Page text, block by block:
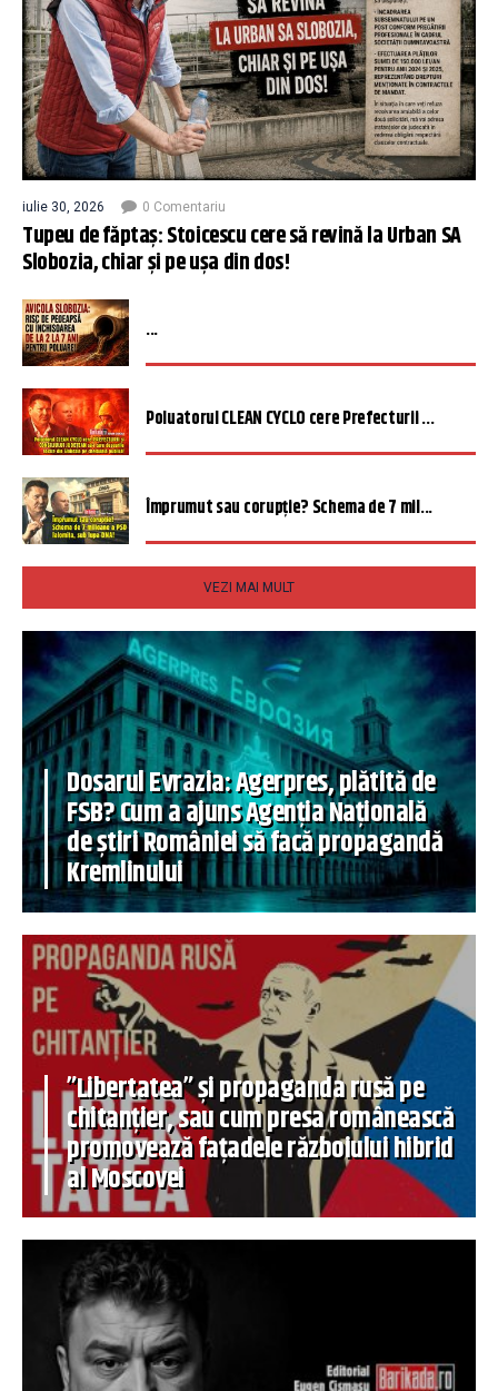
iulie 30, 2026 0 Comentariu
Tupeu de făptaș: Stoicescu cere să revină la Urban SA
Slobozia, chiar și pe ușa din dos!
...
Poluatorul CLEAN CYCLO cere Prefecturii ...
Împrumut sau corupție? Schema de 7 mil...
VEZI MAI MULT
Dosarul Evrazia: Agerpres, plătită de
FSB? Cum a ajuns Agenția Națională
de știri României să facă propagandă
Kremlinului
”Libertatea” și propaganda rusă pe
chitanțier, sau cum presa românească
promovează fațadele războiului hibrid
al Moscovei